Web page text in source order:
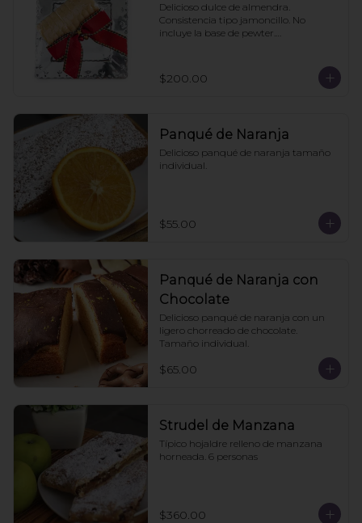
Delicioso dulce de almendra.
Consistencia tipo jamoncillo. No
incluye la base de pewter.
$200.00
Panqué de Naranja
Delicioso panqué de naranja tamaño
individual.
$55.00
Panqué de Naranja con
Chocolate
Delicioso panqué de naranja con un
ligero chorreado de chocolate.
Tamaño individual.
$65.00
Strudel de Manzana
Típico hojaldre relleno de manzana
horneada. 6 personas
$360.00